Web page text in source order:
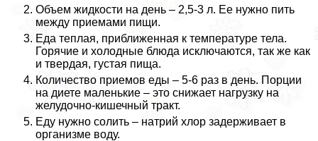
Объем жидкости на день – 2,5-3 л. Ее нужно пить
между приемами пищи.
Еда теплая, приближенная к температуре тела.
Горячие и холодные блюда исключаются, так же как
и твердая, густая пища.
Количество приемов еды – 5-6 раз в день. Порции
на диете маленькие – это снижает нагрузку на
желудочно-кишечный тpaкт.
Еду нужно солить – натрий хлор задерживает в
организме воду.